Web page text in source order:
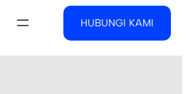
HUBUNGI KAMI